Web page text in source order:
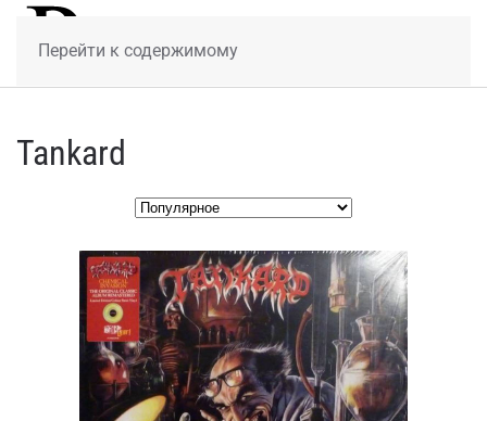
Перейти к содержимому
Tankard